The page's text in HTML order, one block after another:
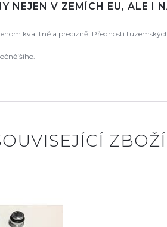
NEJEN V ZEMÍCH EU, ALE I
kvalitně a precizně. Předností
ZBOŽÍ